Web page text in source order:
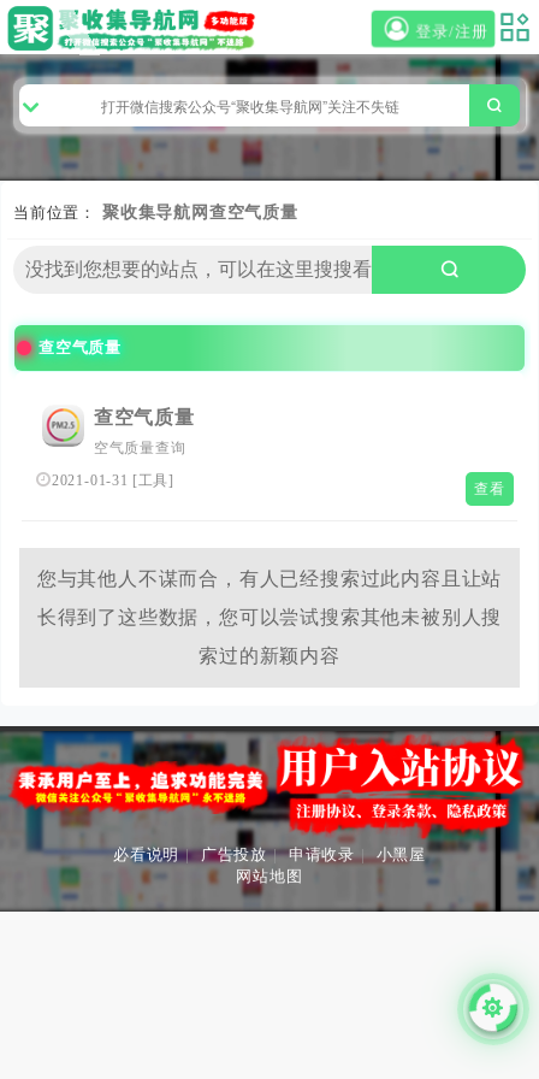
登录/注册
当前位置： 聚收集导航网 查空气质量
查空气质量
查空气质量
空气质量查询
2021-01-31 [工具] 查看
您与其他人不谋而合，有人已经搜索过此内容且让站
长得到了这些数据，您可以尝试搜索其他未被别人搜
索过的新颖内容
必看说明 | 广告投放 | 申请收录 |
小黑屋
网站地图